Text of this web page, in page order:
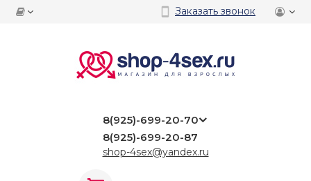
Заказать звонок
8(925)-699-20-70
8(925)-699-20-87
shop-4sex@yandex.ru